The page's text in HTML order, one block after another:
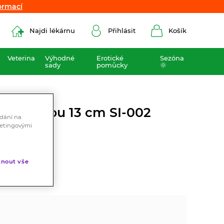
Najdi lékárnu Přihlásit Košík
Veterina
Výhodné
sady
Erotické
pomůcky
Sezóna
🌞
pružinou 13 cm SI-002
na
vše